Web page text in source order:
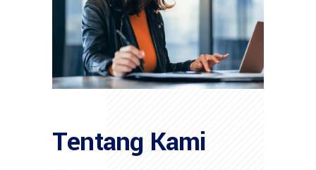
Tentang Kami